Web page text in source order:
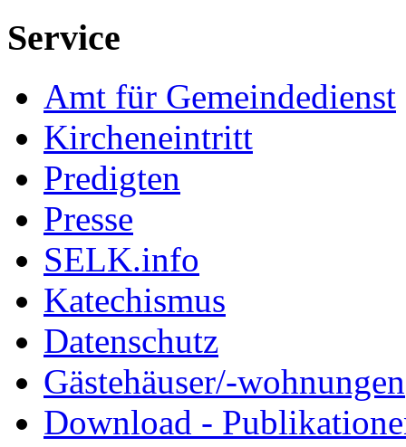
Service
Amt für Gemeindedienst
Kircheneintritt
Predigten
Presse
SELK.info
Katechismus
Datenschutz
Gästehäuser/-wohnungen
Download -